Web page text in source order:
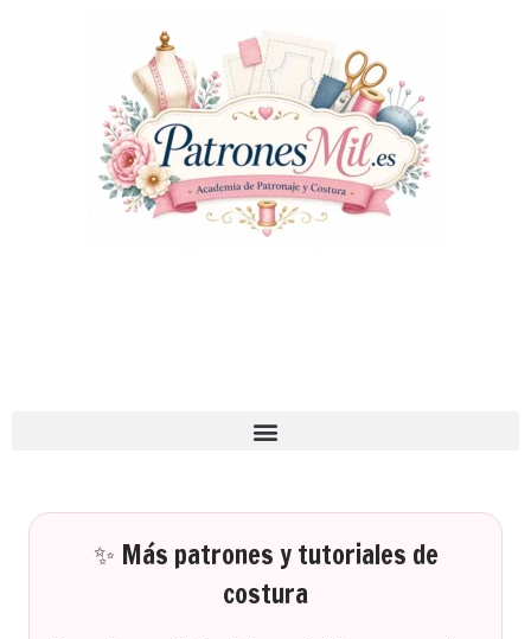
✨ Más patrones y tutoriales de
costura